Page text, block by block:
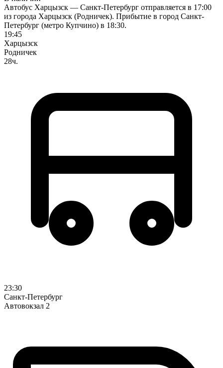
Автобус Харцызск — Санкт-Петербург отправляется в 17:00
из города Харцызск (Родничек). Прибытие в город Санкт-
Петербург (метро Купчино) в 18:30.
19:45
Харцызск
Родничек
28ч.
23:30
Санкт-Петербург
Автовокзал 2